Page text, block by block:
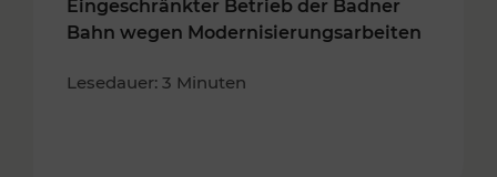
Eingeschränkter Betrieb der Badner
Bahn wegen Modernisierungsarbeiten
Lesedauer: 3 Minuten